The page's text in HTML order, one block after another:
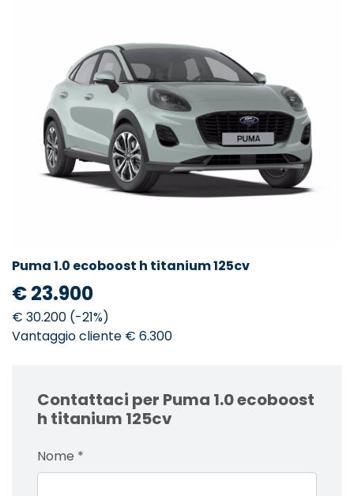
Puma 1.0 ecoboost h titanium 125cv
€ 23.900
€ 30.200 (-21%)
Vantaggio cliente € 6.300
Contattaci per Puma 1.0 ecoboost
h titanium 125cv
Nome *